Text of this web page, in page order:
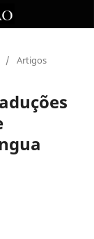
/ Artigos